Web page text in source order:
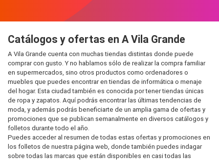
Catálogos y ofertas en A Vila Grande
A Vila Grande cuenta con muchas tiendas distintas donde puede
comprar con gusto. Y no hablamos sólo de realizar la compra familiar
en supermercados, sino otros productos como ordenadores o
muebles que puedes encontrar en tiendas de informática o menaje
del hogar. Esta ciudad también es conocida por tener tiendas únicas
de ropa y zapatos. Aquí podrás encontrar las últimas tendencias de
moda, y además podrás beneficiarte de un amplia gama de ofertas y
promociones que se publican semanalmente en diversos catálogos y
folletos durante todo el año.
Puedes acceder al resumen de todas estas ofertas y promociones en
los folletos de nuestra página web, donde también puedes indagar
sobre todas las marcas que están disponibles en casi todas las